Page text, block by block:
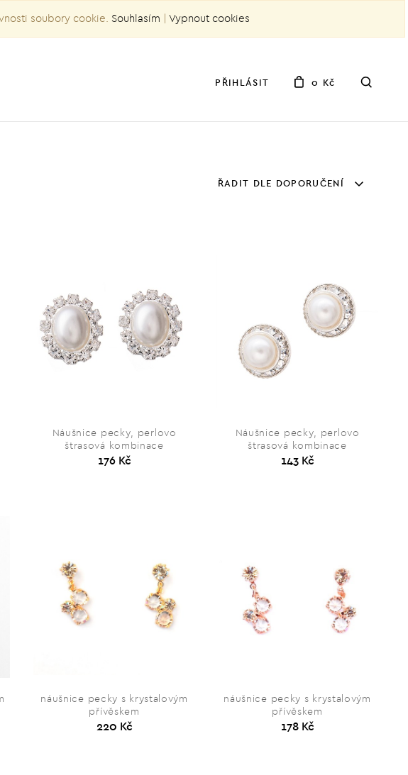
soubory cookie. Souhlasím | Vypnout cookies
PŘIHLÁSIT 0 Kč
ŘADIT DLE DOPORUČENÍ
Náušnice pecky, perlovo
štrasová kombinace
176 Kč
Náušnice pecky, perlovo
štrasová kombinace
143 Kč
náušnice pecky s krystalovým
přívěskem
220 Kč
náušnice pecky s krystalovým
přívěskem
178 Kč